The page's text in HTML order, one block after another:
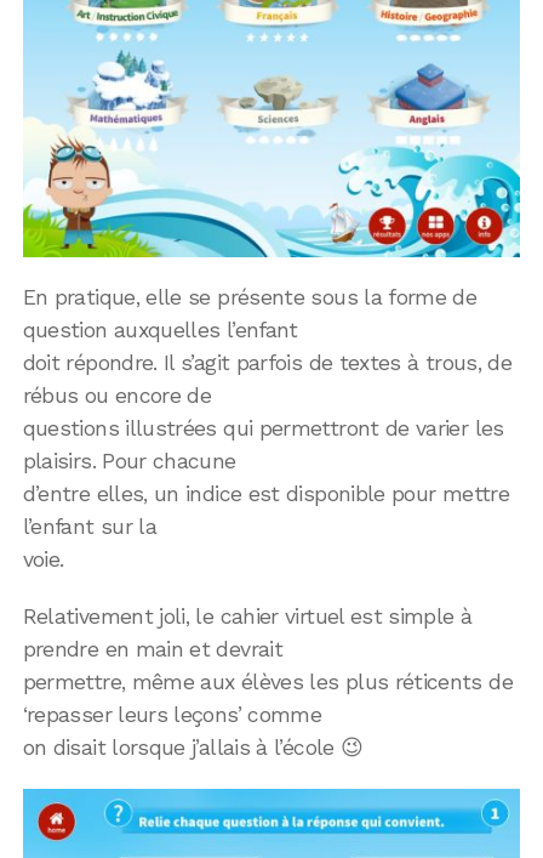
En pratique, elle se présente sous la forme de
question auxquelles l’enfant
doit répondre. Il s’agit parfois de textes à trous, de
rébus ou encore de
questions illustrées qui permettront de varier les
plaisirs. Pour chacune
d’entre elles, un indice est disponible pour mettre
l’enfant sur la
voie.
Relativement joli, le cahier virtuel est simple à
prendre en main et devrait
permettre, même aux élèves les plus réticents de
‘repasser leurs leçons’ comme
on disait lorsque j’allais à l’école 😉